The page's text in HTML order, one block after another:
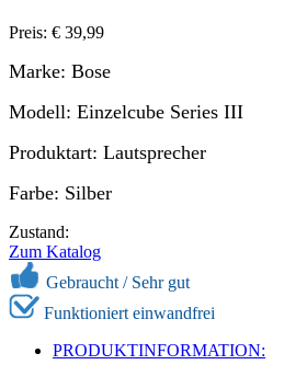
Preis: € 39,99
Marke: Bose
Modell: Einzelcube Series III
Produktart: Lautsprecher
Farbe: Silber
Zustand:
Zum Katalog
Gebraucht / Sehr gut
Funktioniert einwandfrei
PRODUKTINFORMATION: